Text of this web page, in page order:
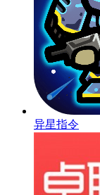
异星指令